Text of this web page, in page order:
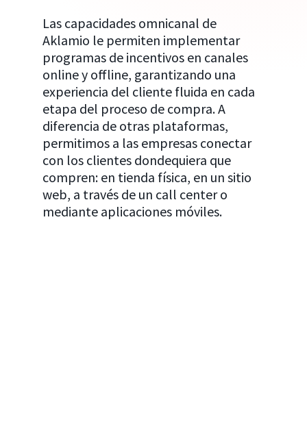
Las capacidades omnicanal de
Aklamio le permiten implementar
programas de incentivos en canales
online y offline, garantizando una
experiencia del cliente fluida en cada
etapa del proceso de compra. A
diferencia de otras plataformas,
permitimos a las empresas conectar
con los clientes dondequiera que
compren: en tienda física, en un sitio
web, a través de un call center o
mediante aplicaciones móviles.